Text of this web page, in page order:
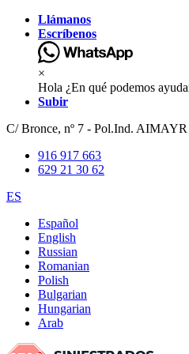
Llámanos
Escríbenos
×
Hola ¿En qué podemos
Subir
C/ Bronce, nº 7 - Pol.Ind.
916 917 663
629 21 30 62
ES
Español
English
Russian
Romanian
Polish
Bulgarian
Hungarian
Arab